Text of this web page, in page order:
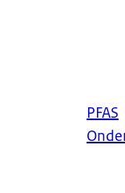
PFAS